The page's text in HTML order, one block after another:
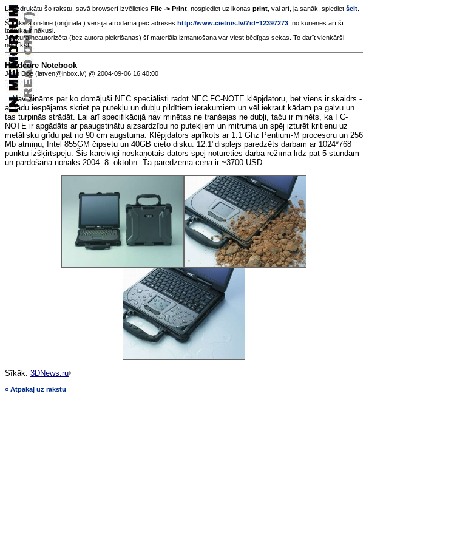
Lai izdrukātu šo rakstu, savā browserī izvēlieties File -> Print , nospiediet uz ikonas print , vai arī, ja sanāk, spiediet šeit
Šī raksta on-line (oriģinālā:) versija atrodama pēc adreses http://www.cietnis.lv/?id=12397273 , no kurienes arī šī
izdruka ir nākusi.
Jebkura neautorizēta (bez autora piekrišanas) šī materiāla izmantošana var viest bēdīgas sekas. To darīt vienkārši
nedrīkst.
Hardcore Notebook
John Doe (latven@inbox.lv) @ 2004-09-06 16:40:00
Nav zināms par ko domājuši NEC speciālisti radot NEC FC-NOTE klēpjdatoru, bet viens ir skaidrs -
ar tādu iespējams skriet pa putekļu un dubļu pildītiem ierakumiem un vēl iekraut kādam pa galvu un
tas turpinās strādāt. Lai arī specifikācijā nav minētas ne tranšejas ne dubļi, taču ir minēts, ka FC-
NOTE ir apgādāts ar paaugstinātu aizsardzību no putekļiem un mitruma un spēj izturēt kritienu uz
metālisku grīdu pat no 90 cm augstuma. Klēpjdators aprīkots ar 1.1 Ghz Pentium-M procesoru un 256
Mb atmiņu, Intel 855GM čipsetu un 40GB cieto disku. 12.1"displejs paredzēts darbam ar 1024*768
punktu izšķirtspēju. Šis kareivīgi noskaņotais dators spēj noturēties darba režīmā līdz pat 5 stundām
un pārdošanā nonāks 2004. 8. oktobrī. Tā paredzemā cena ir ~3700 USD.
Sīkāk: 3DNews.ru
« Atpakaļ uz rakstu